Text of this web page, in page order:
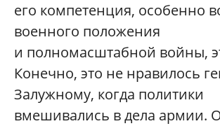
его компетенция, особенно
военного положения
и полномасштабной войны,
Конечно, это не нравилось
Залужному, когда политики
вмешивались в дела армии.